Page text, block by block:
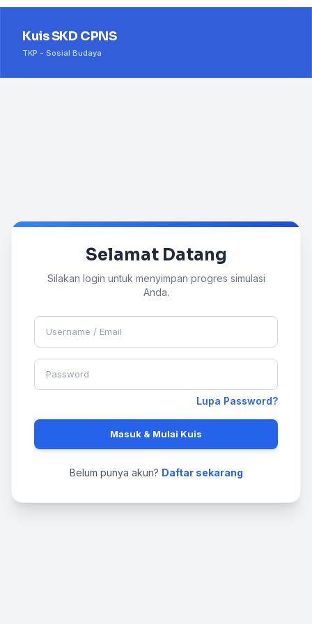
Kuis SKD CPNS
TKP - Sosial Budaya
Selamat Datang
Silakan login untuk menyimpan progres simulasi
Anda.
Lupa Password?
Masuk & Mulai Kuis
Belum punya akun? Daftar sekarang